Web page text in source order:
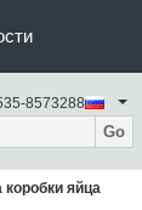
8573288
Go
яйца